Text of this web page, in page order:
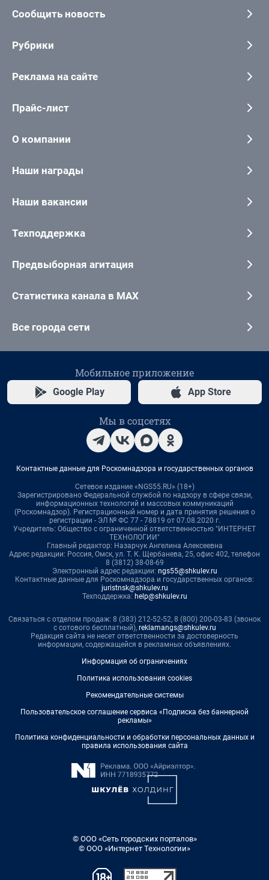
Сообщить новость
Рубрики
Реклама на сайте
Прайс-лист
О компании
Наши награды
Наши вакансии
Техподдержка
Предвыборная агитация
Статистика канала в MAX
Все города сети
Мобильное приложение
Google Play App Store
Мы в соцсетях
Контактные данные для Роскомнадзора и государственных органов
Сетевое издание «NGS55.RU» (18+)
Зарегистрировано Федеральной службой по надзору в сфере связи,
информационных технологий и массовых коммуникаций
(Роскомнадзор). Регистрационный номер и дата принятия решения о
регистрации - ЭЛ № ФС 77 - 78819 от 07.08.2020 г.
Учредитель: Общество с ограниченной ответственностью "ИНТЕРНЕТ
ТЕХНОЛОГИИ"
Главный редактор: Назарчук Ангелина Алексеевна
Адрес редакции: Россия, Омск, ул. Т. К. Щербанева, 25, офис 402, телефон
8 (3812) 38-08-69
Электронный адрес редакции: ngs55@shkulev.ru
Контактные данные для Роскомнадзора и государственных органов:
juristnsk@shkulev.ru
Техподдержка: help@shkulev.ru
Связаться с отделом продаж: 8 (383) 212-52-52, 8 (800) 200-03-83 (звонок
с сотового бесплатный), reklamangs@shkulev.ru
Редакция сайта не несет ответственности за достоверность
информации, содержащейся в рекламных объявлениях.
Информация об ограничениях
Политика использования cookies
Рекомендательные системы
Пользовательское соглашение сервиса «Подписка без баннерной
рекламы»
Политика конфиденциальности и обработки персональных данных и
правила использования сайта
© ООО «Сеть городских порталов»
© ООО «Интернет Технологии»